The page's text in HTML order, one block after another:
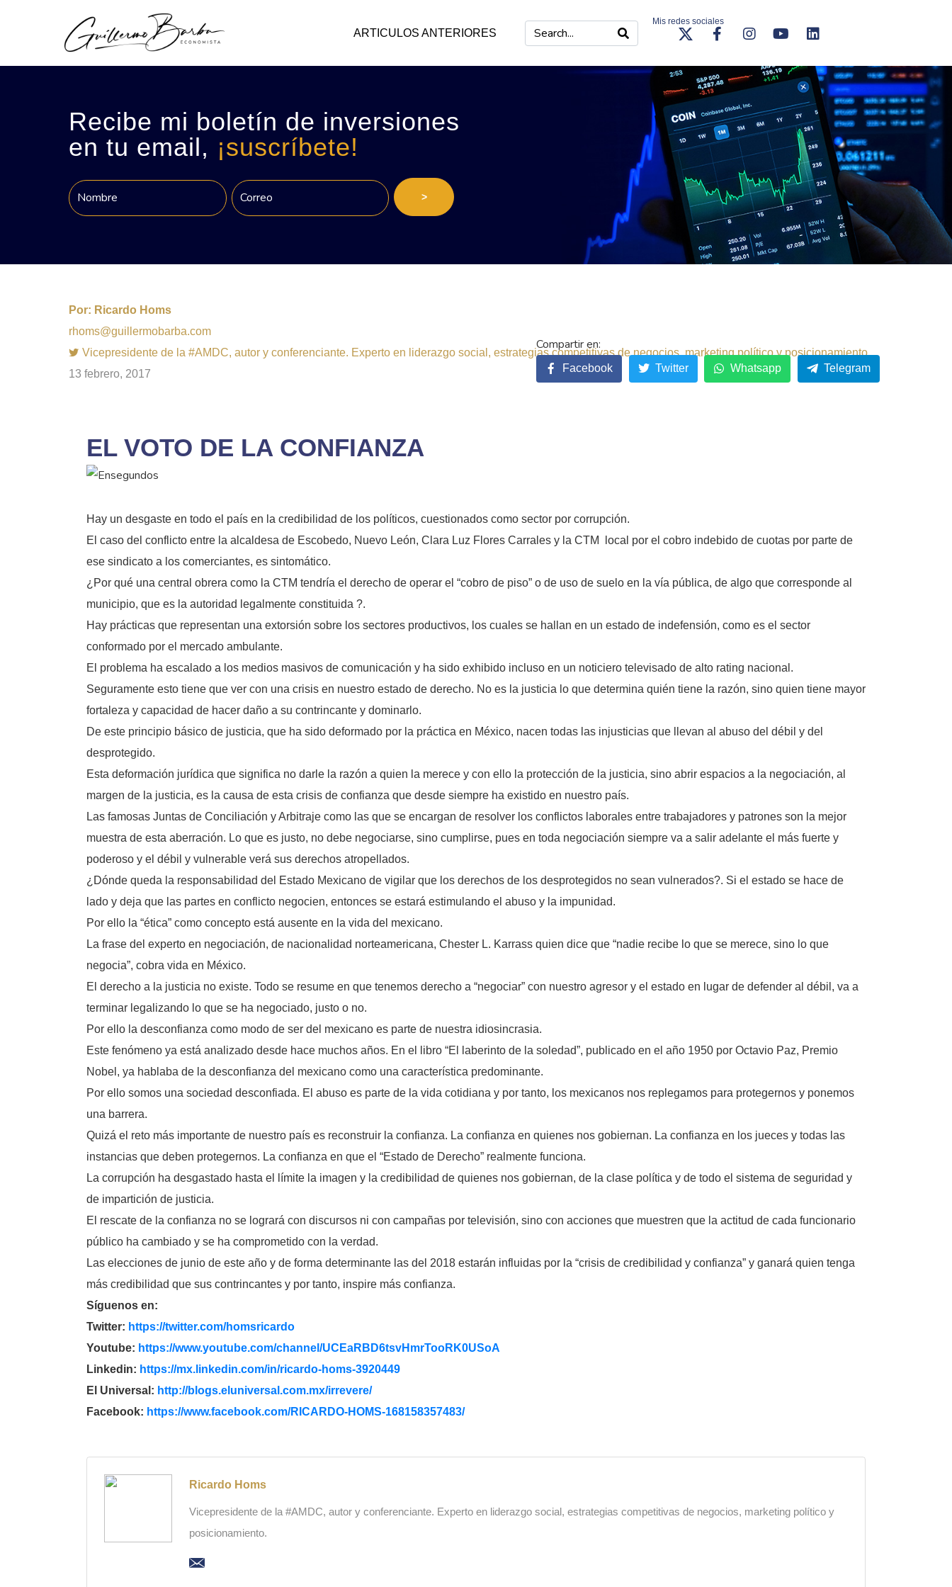
ARTICULOS ANTERIORES
Mis redes sociales
Recibe mi boletín de inversiones
en tu email, ¡suscríbete!
>
Por: Ricardo Homs
rhoms@guillermobarba.com
Vicepresidente de la #AMDC, autor y conferenciante. Experto en liderazgo social, estrategias competitivas de negocios, marketing político y posicionamiento.
13 febrero, 2017
EL VOTO DE LA CONFIANZA
Hay un desgaste en todo el país en la credibilidad de los políticos, cuestionados como sector por corrupción.
El caso del conflicto entre la alcaldesa de Escobedo, Nuevo León, Clara Luz Flores Carrales y la CTM local por el cobro indebido de cuotas por parte de
ese sindicato a los comerciantes, es sintomático.
¿Por qué una central obrera como la CTM tendría el derecho de operar el “cobro de piso” o de uso de suelo en la vía pública, de algo que corresponde al
municipio, que es la autoridad legalmente constituida ?.
Hay prácticas que representan una extorsión sobre los sectores productivos, los cuales se hallan en un estado de indefensión, como es el sector
conformado por el mercado ambulante.
El problema ha escalado a los medios masivos de comunicación y ha sido exhibido incluso en un noticiero televisado de alto rating nacional.
Seguramente esto tiene que ver con una crisis en nuestro estado de derecho. No es la justicia lo que determina quién tiene la razón, sino quien tiene mayor
fortaleza y capacidad de hacer daño a su contrincante y dominarlo.
De este principio básico de justicia, que ha sido deformado por la práctica en México, nacen todas las injusticias que llevan al abuso del débil y del
desprotegido.
Esta deformación jurídica que significa no darle la razón a quien la merece y con ello la protección de la justicia, sino abrir espacios a la negociación, al
margen de la justicia, es la causa de esta crisis de confianza que desde siempre ha existido en nuestro país.
Las famosas Juntas de Conciliación y Arbitraje como las que se encargan de resolver los conflictos laborales entre trabajadores y patrones son la mejor
muestra de esta aberración. Lo que es justo, no debe negociarse, sino cumplirse, pues en toda negociación siempre va a salir adelante el más fuerte y
poderoso y el débil y vulnerable verá sus derechos atropellados.
¿Dónde queda la responsabilidad del Estado Mexicano de vigilar que los derechos de los desprotegidos no sean vulnerados?. Si el estado se hace de
lado y deja que las partes en conflicto negocien, entonces se estará estimulando el abuso y la impunidad.
Por ello la “ética” como concepto está ausente en la vida del mexicano.
La frase del experto en negociación, de nacionalidad norteamericana, Chester L. Karrass quien dice que “nadie recibe lo que se merece, sino lo que
negocia”, cobra vida en México.
El derecho a la justicia no existe. Todo se resume en que tenemos derecho a “negociar” con nuestro agresor y el estado en lugar de defender al débil, va a
terminar legalizando lo que se ha negociado, justo o no.
Por ello la desconfianza como modo de ser del mexicano es parte de nuestra idiosincrasia.
Este fenómeno ya está analizado desde hace muchos años. En el libro “El laberinto de la soledad”, publicado en el año 1950 por Octavio Paz, Premio
Nobel, ya hablaba de la desconfianza del mexicano como una característica predominante.
Por ello somos una sociedad desconfiada. El abuso es parte de la vida cotidiana y por tanto, los mexicanos nos replegamos para protegernos y ponemos
una barrera.
Quizá el reto más importante de nuestro país es reconstruir la confianza. La confianza en quienes nos gobiernan. La confianza en los jueces y todas las
instancias que deben protegernos. La confianza en que el “Estado de Derecho” realmente funciona.
La corrupción ha desgastado hasta el límite la imagen y la credibilidad de quienes nos gobiernan, de la clase política y de todo el sistema de seguridad y
de impartición de justicia.
El rescate de la confianza no se logrará con discursos ni con campañas por televisión, sino con acciones que muestren que la actitud de cada funcionario
público ha cambiado y se ha comprometido con la verdad.
Las elecciones de junio de este año y de forma determinante las del 2018 estarán influidas por la “crisis de credibilidad y confianza” y ganará quien tenga
más credibilidad que sus contrincantes y por tanto, inspire más confianza.
Síguenos en:
Twitter: https://twitter.com/homsricardo
Youtube: https://www.youtube.com/channel/UCEaRBD6tsvHmrTooRK0USoA
Linkedin: https://mx.linkedin.com/in/ricardo-homs-3920449
El Universal: http://blogs.eluniversal.com.mx/irrevere/
Facebook: https://www.facebook.com/RICARDO-HOMS-168158357483/
Facebook Twitter Whatsapp Telegram
Ricardo Homs
Vicepresidente de la #AMDC, autor y conferenciante. Experto en liderazgo social, estrategias competitivas de negocios, marketing político y
posicionamiento.